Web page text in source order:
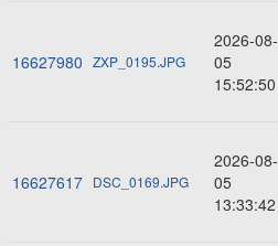
16627980 ZXP_0195.JPG
2026-08-
05
15:52:50
16627617 DSC_0169.JPG
2026-08-
05
13:33:42